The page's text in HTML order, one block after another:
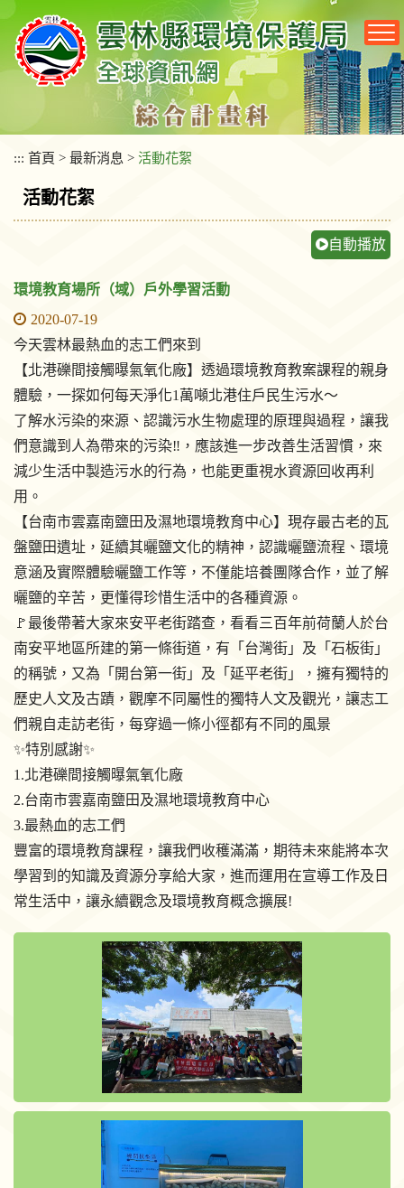
要
區
::: 首頁 > 最新消息 > 活動花絮
活動花絮
自動播放
環境教育場所（域）戶外學習活動
2020-07-19
今天雲林最熱血的志工們來到
【北港礫間接觸曝氣氧化廠】透過環境教育教案課程的親身
體驗，一探如何每天淨化1萬噸北港住戶民生污水～
了解水污染的來源、認識污水生物處理的原理與過程，讓我
們意識到人為帶來的污染‼，應該進一步改善生活習慣，來
減少生活中製造污水的行為，也能更重視水資源回收再利
用。
【台南市雲嘉南鹽田及濕地環境教育中心】現存最古老的瓦
盤鹽田遺址，延續其曬鹽文化的精神，認識曬鹽流程、環境
意涵及實際體驗曬鹽工作等，不僅能培養團隊合作，並了解
曬鹽的辛苦，更懂得珍惜生活中的各種資源。
🚩最後帶著大家來安平老街踏查，看看三百年前荷蘭人於台
南安平地區所建的第一條街道，有「台灣街」及「石板街」
的稱號，又為「開台第一街」及「延平老街」，擁有獨特的
歷史人文及古蹟，觀摩不同屬性的獨特人文及觀光，讓志工
們親自走訪老街，每穿過一條小徑都有不同的風景
✨特別感謝✨
1.北港礫間接觸曝氣氧化廠
2.台南市雲嘉南鹽田及濕地環境教育中心
3.最熱血的志工們
豐富的環境教育課程，讓我們收穫滿滿，期待未來能將本次
學習到的知識及資源分享給大家，進而運用在宣導工作及日
常生活中，讓永續觀念及環境教育概念擴展!